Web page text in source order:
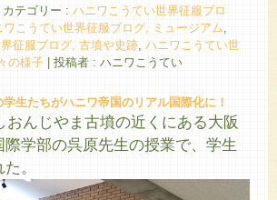
カテゴリー : ハニワこうてい世界征服ブロ
ワこうてい世界征服ブログ, ミュージアム
征服ブログ, 古墳や史跡 ハニワこうてい世
の様子 | 投稿者 : ハニワこうてい
生たちがハニワ帝国のリアル国際化に！
おんじやま古墳の近くにある大阪
学部の呉原先生の授業で、学生
。